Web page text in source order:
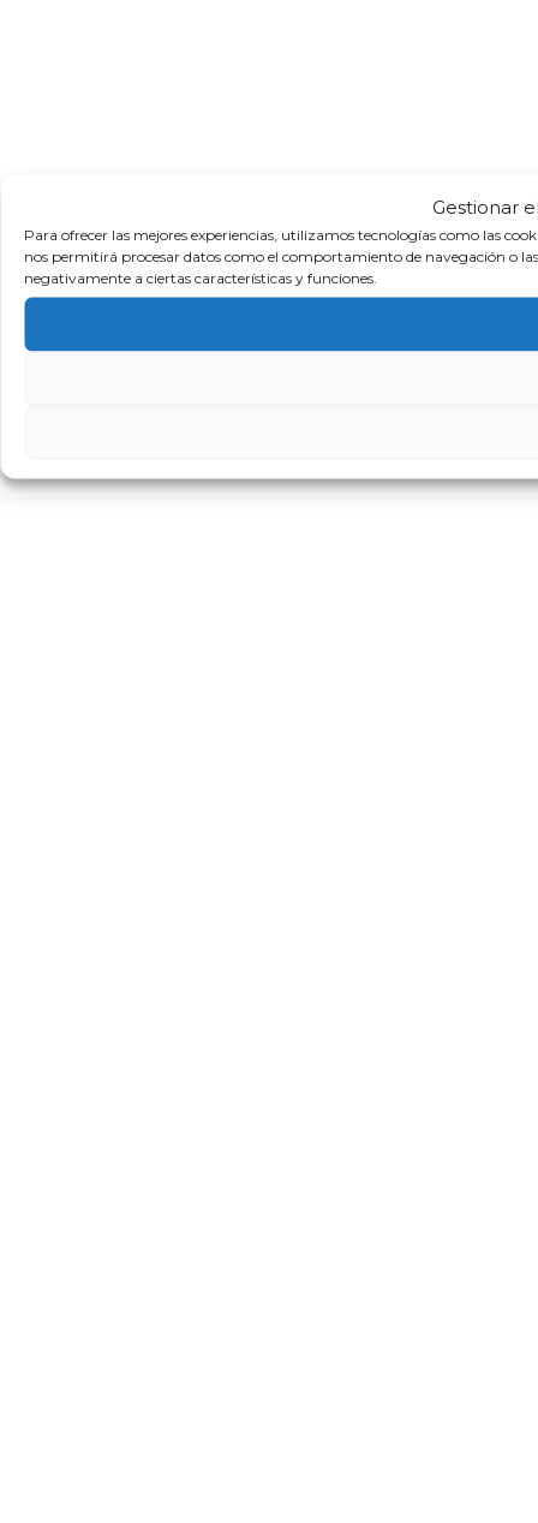
Gestionar
Para ofrecer las mejores experiencias, utilizamos tecnologías como las
nos permitirá procesar datos como el comportamiento de navegación o
negativamente a ciertas características y funciones.